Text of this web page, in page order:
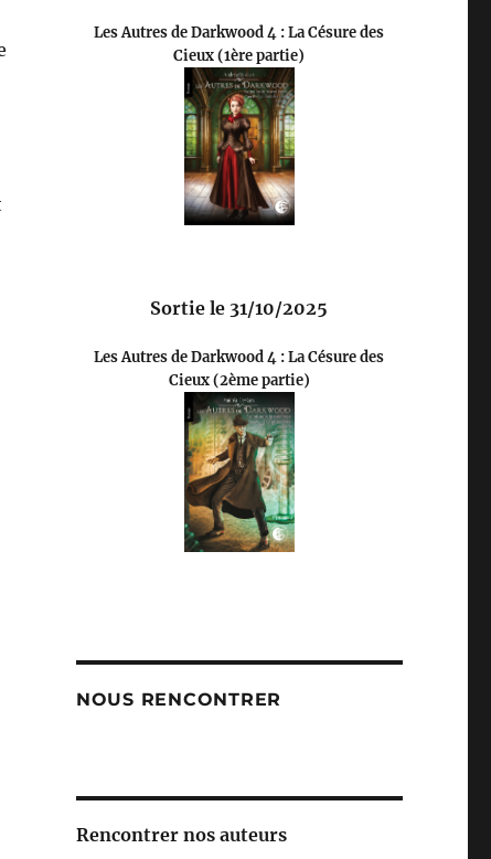
Les Autres de Darkwood 4 : La Césure des
Cieux (1ère partie)
Sortie le 31/10/2025
Les Autres de Darkwood 4 : La Césure des
Cieux (2ème partie)
NOUS RENCONTRER
Rencontrer nos auteurs